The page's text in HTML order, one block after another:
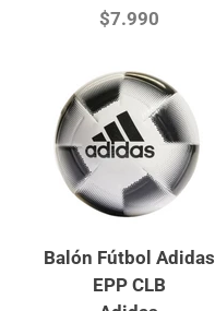
$7.990
Balón Fútbol Adidas
EPP CLB